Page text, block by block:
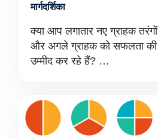
मार्गदर्शिका
क्या आप लगातार नए ग्राहक
और अगले ग्राहक को सफलता
उम्मीद कर रहे हैं? …